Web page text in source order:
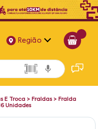
Região
Alagoas
Bahia
Paraíba
E Troca > Fraldas> Fralda
Unidades